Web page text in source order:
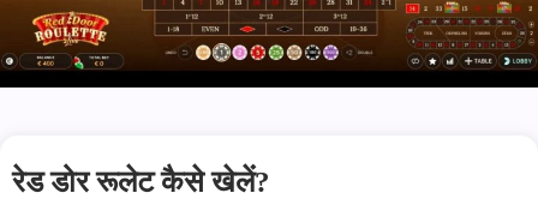
रेड डोर रूलेट कैसे खेलें?